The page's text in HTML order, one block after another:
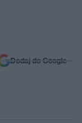
Dodaj do Google